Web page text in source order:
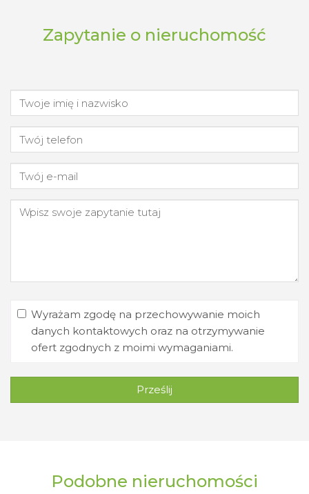
Zapytanie o nieruchomość
Wyrażam zgodę na przechowywanie moich
danych kontaktowych oraz na otrzymywanie
ofert zgodnych z moimi wymaganiami.
Prześlij
Podobne nieruchomości